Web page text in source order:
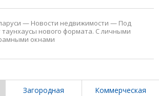
— Новости недвижимости — Под
нового формата. С личными
окнами
Загородная Коммерческая